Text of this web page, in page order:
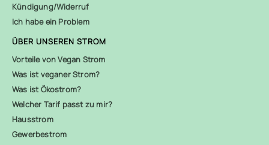
Kündigung/Widerruf
Ich habe ein Problem
ÜBER UNSEREN STROM
Vorteile von Vegan Strom
Was ist veganer Strom?
Was ist Ökostrom?
Welcher Tarif passt zu mir?
Hausstrom
Gewerbestrom